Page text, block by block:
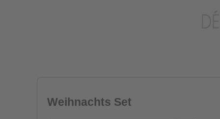
Weihnachts Set